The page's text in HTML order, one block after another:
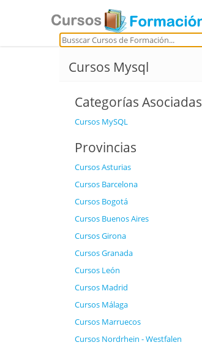
Cursos Mysql
Categorías Asociadas
Cursos MySQL
Provincias
Cursos Asturias
Cursos Barcelona
Cursos Bogotá
Cursos Buenos Aires
Cursos Girona
Cursos Granada
Cursos León
Cursos Madrid
Cursos Málaga
Cursos Marruecos
Cursos Nordrhein - Westfalen